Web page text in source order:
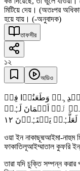
মিটিয়ে দেয়। (অতঃপর
হয়ে যায়। (-অনুবাদক)
তাফসীর
১২
অডিও
وَطَعَنُوۡا فِیۡ
لَاۤ اَیۡمَانَ لَہُمۡ
لَعَلَّہُمۡ یَنۡتَہُوۡنَ ١٢
ওয়া ইন নাকাছূদ্মআইমা-নাহুম
ফাকাতিলূআইম্মাতাল কুফরি
তারা যদি চুক্তি সম্পন্ন করার